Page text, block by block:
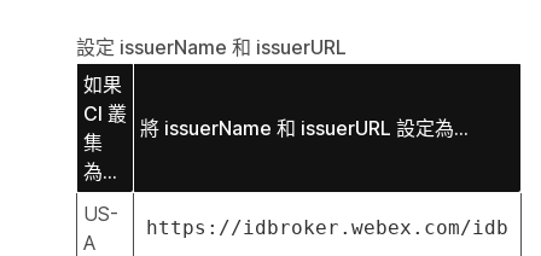
設定 issuerName 和 issuerURL
如果
CI 叢
集
為...
將 issuerName 和 issuerURL 設定為...
US-
A
https://idbroker.webex.com/idb